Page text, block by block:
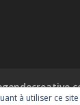
à utiliser ce